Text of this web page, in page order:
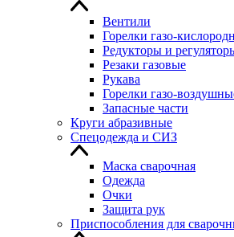
Вентили
Горелки газо-
Редукторы и
Резаки газовые
Рукава
Горелки газо-
Запасные части
Круги абразивные
Спецодежда и СИЗ
Маска сварочная
Одежда
Очки
Защита рук
Приспособления для